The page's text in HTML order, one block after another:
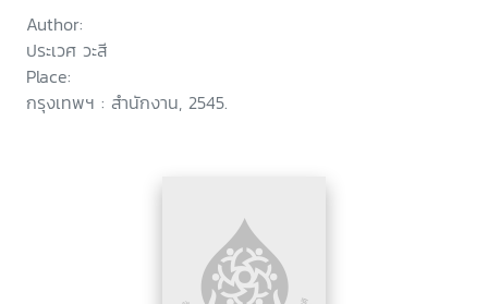
Author:
ประเวศ วะสี
Place:
กรุงเทพฯ : สำนักงาน, 2545.